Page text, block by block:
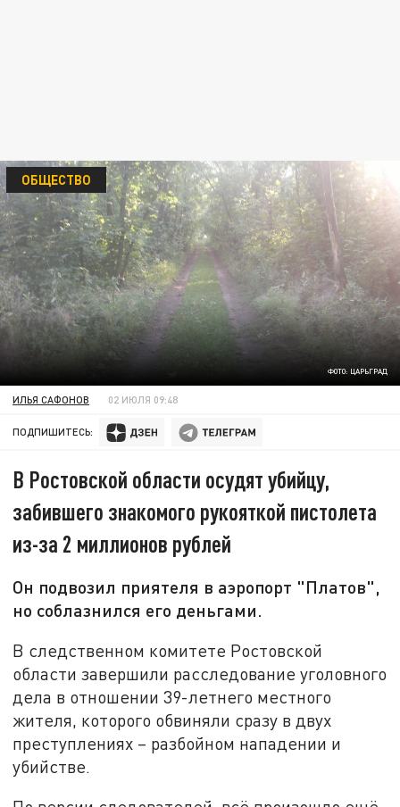
ФОТО: ЦАРЬГРАД
ОБЩЕСТВО
ИЛЬЯ САФОНОВ 02 ИЮЛЯ 09:48
ПОДПИШИТЕСЬ:
В Ростовской области осудят убийцу,
забившего знакомого рукояткой пистолета
из-за 2 миллионов рублей
Он подвозил приятеля в аэропорт "Платов",
но соблазнился его деньгами.
В следственном комитете Ростовской
области завершили расследование уголовного
дела в отношении 39-летнего местного
жителя, которого обвиняли сразу в двух
преступлениях – разбойном нападении и
убийстве.